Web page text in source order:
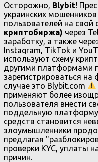
Осторожно, Blybit!
украинских мошенников
пользователей на свой
криптобиржа) через
заработку, а также
Instagram, TikTok и
используют схему
другими платформами
зарегистрироваться
случае это Blybit.com
применяют более
пользователя внести
поддельную платформу
средств становится
злоумышленники
предлагая
проверки KYC, уплаты
причин.